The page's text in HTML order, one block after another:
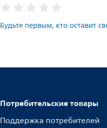
Будьте первым, кто оставит
Потребительские товары
Поддержка потребителей